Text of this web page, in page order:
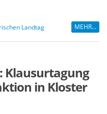
Landtag MEHR...
Klausurtagung
in Kloster